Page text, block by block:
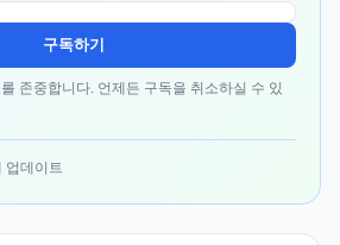
구독하기
존중합니다. 언제든 구독을 취소하실 수 있
업데이트